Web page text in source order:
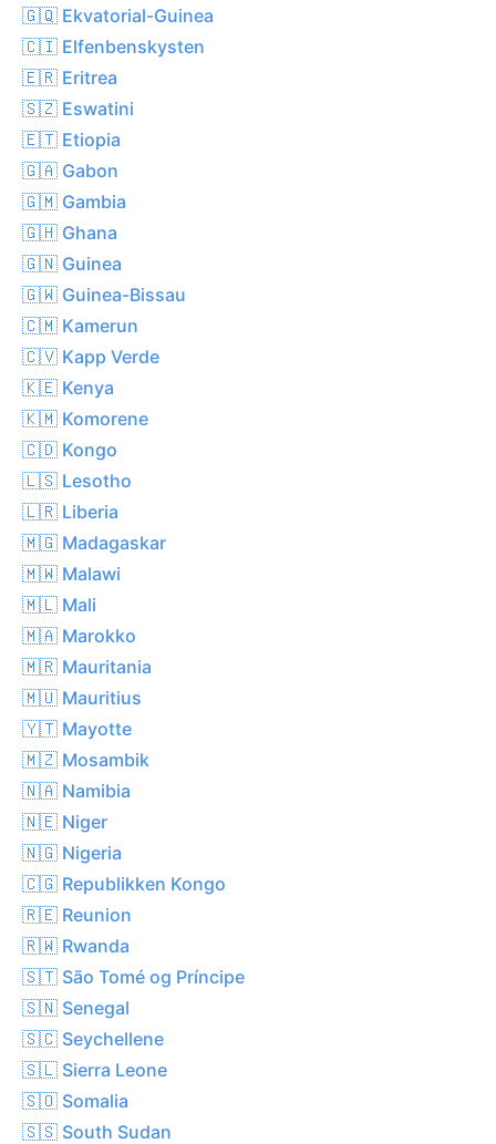
🇬🇶 Ekvatorial-Guinea
🇨🇮 Elfenbenskysten
🇪🇷 Eritrea
🇸🇿 Eswatini
🇪🇹 Etiopia
🇬🇦 Gabon
🇬🇲 Gambia
🇬🇭 Ghana
🇬🇳 Guinea
🇬🇼 Guinea-Bissau
🇨🇲 Kamerun
🇨🇻 Kapp Verde
🇰🇪 Kenya
🇰🇲 Komorene
🇨🇩 Kongo
🇱🇸 Lesotho
🇱🇷 Liberia
🇲🇬 Madagaskar
🇲🇼 Malawi
🇲🇱 Mali
🇲🇦 Marokko
🇲🇷 Mauritania
🇲🇺 Mauritius
🇾🇹 Mayotte
🇲🇿 Mosambik
🇳🇦 Namibia
🇳🇪 Niger
🇳🇬 Nigeria
🇨🇬 Republikken Kongo
🇷🇪 Reunion
🇷🇼 Rwanda
🇸🇹 São Tomé og Príncipe
🇸🇳 Senegal
🇸🇨 Seychellene
🇸🇱 Sierra Leone
🇸🇴 Somalia
🇸🇸 South Sudan